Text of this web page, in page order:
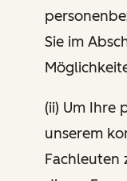
Sie im
(ii) Um Ihre
unserem
Fachleuten